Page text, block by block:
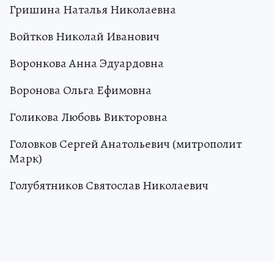
Гришина Наталья Николаевна
Войтков Николай Иванович
Воронкова Анна Эдуардовна
Воронова Ольга Ефимовна
Голикова Любовь Викторовна
Головков Сергей Анатольевич (митрополит
Марк)
Голубятников Святослав Николаевич